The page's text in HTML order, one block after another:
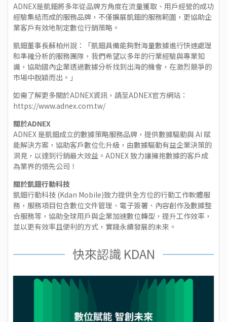
ADNEX是凱鈿將多年從品牌方角度在流量獲取、用戶經營的成功
經驗集結而成的服務品牌，不僅擴展凱鈿的服務範圍，更協助企
業客戶有效地制定數位行銷策略。
凱鈿董事長蘇柏州說：「凱鈿具備能夠對海量數據進行快速處理
和準確分析的服務團隊，我們希望以多年的行業經驗與專業知
識，協助國內企業透過數據分析找到出海的機會，在激烈競爭的
市場中脫穎而出。」
如需了解更多關於ADNEX資訊，請至ADNEX官方網站：
https://www.adnex.com.tw/
關於ADNEX
ADNEX 是凱鈿成立的數據策略服務品牌，提供數據驅動與 AI 賦
能解決方案，協助客戶數位化升級，由數據驅動有益企業決策的
洞見，以達到行銷最大效益。ADNEX 致力讓擁抱數據的客戶成
為業界的領先公司！
關於凱鈿行動科技
凱鈿行動科技 (Kdan Mobile)致力提供全方位的行動工作軟體服
務，服務項目包含數位文件管理、電子簽署、內容創作及數據整
合服務等，協助全球用戶與企業加速數位轉型，提升工作效率，
並以更有效率且便利的方式，實踐永續發展的未來。
快來認識 KDAN